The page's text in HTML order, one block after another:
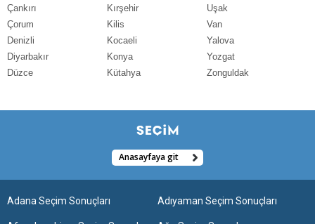
Çankırı
Çorum
Denizli
Diyarbakır
Düzce
Kırşehir
Kilis
Kocaeli
Konya
Kütahya
Uşak
Van
Yalova
Yozgat
Zonguldak
Anasayfaya git
Adana Seçim Sonuçları Adıyaman Seçim Sonuçları